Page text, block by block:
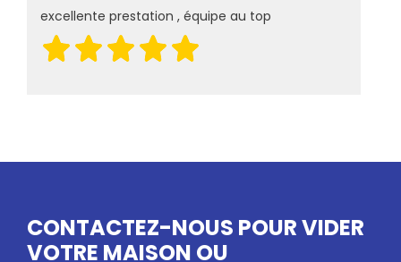
excellente prestation , équipe au top
CONTACTEZ-NOUS POUR VIDER
VOTRE MAISON OU